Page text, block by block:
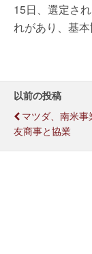
15日、選定さ
れがあり、基本
以前の投稿
マツダ、南米事
友商事と協業